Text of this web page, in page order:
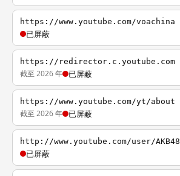
https://www.youtube.com/voachina
已屏蔽
https://redirector.c.youtube.com
截至 2026 年 已屏蔽
https://www.youtube.com/yt/about
截至 2026 年 已屏蔽
http://www.youtube.com/user/AKB48
已屏蔽